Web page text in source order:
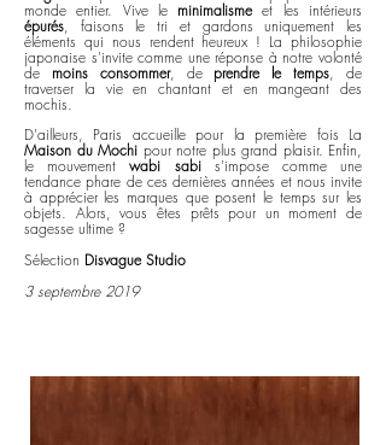
monde entier. Vive le minimalismeet les intérieurs
épurés, faisons le tri et gardons uniquement les
éléments qui nous rendent heureux ! La philosophie
japonaise s'invite comme une réponse à notre volonté
de moins consommer, de prendre le temps, de
traverser la vie en chantant et en mangeant des
mochis.
D'ailleurs, Paris accueille pour la première fois La
Maison du Mochi pour notre plus grand plaisir. Enfin,
le mouvementwabi sabis'impose comme une
tendance phare de ces dernières années et nous invite
à apprécier les marques que posent le temps sur les
objets. Alors, vous êtes prêts pour un moment de
sagesse ultime ?
Sélection Disvague Studio
3 septembre 2019